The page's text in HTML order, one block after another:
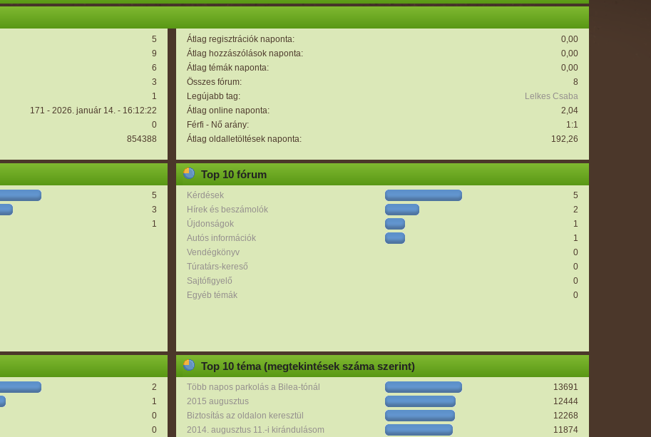
5
9
6
3
1
171 - 2026. január 14. - 16:12:22
0
854388
Átlag regisztrációk naponta:
0,00
Átlag hozzászólások naponta:
0,00
Átlag témák naponta:
0,00
Összes fórum:
8
Legújabb tag:
Lelkes Csaba
Átlag online naponta:
2,04
Férfi - Nő arány:
1:1
Átlag oldalletöltések naponta:
192,26
5
3
1
Top 10 fórum
Kérdések
5
Hírek és beszámolók
2
Újdonságok
1
Autós információk
1
Vendégkönyv
0
Túratárs-kereső
0
Sajtófigyelő
0
Egyéb témák
0
2
1
0
0
Top 10 téma (megtekintések száma szerint)
Több napos parkolás a Bilea-tónál
13691
2015 augusztus
12444
Biztosítás az oldalon keresztül
12268
2014. augusztus 11.-i kirándulásom
11874